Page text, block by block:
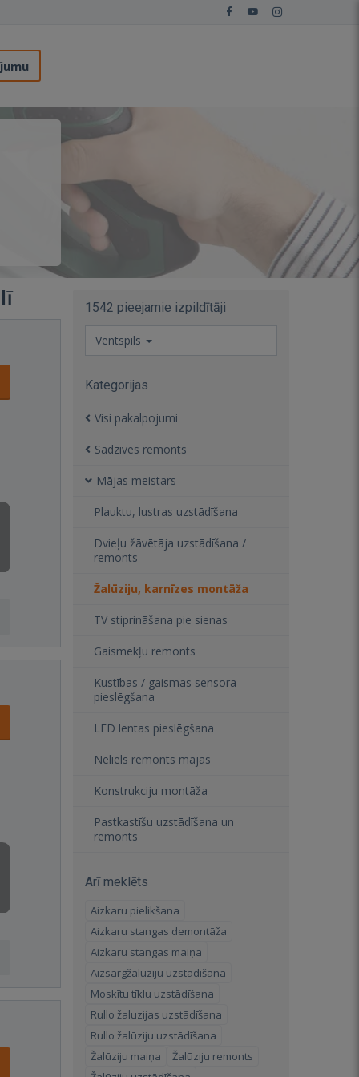
1542 pieejamie izpildītāji
Ventspils
Kategorijas
Visi pakalpojumi
Sadzīves remonts
Mājas meistars
Plauktu, lustras uzstādīšana
Dvieļu žāvētāja uzstādīšana /
remonts
Žalūziju, karnīzes montāža
TV stiprināšana pie sienas
Gaismekļu remonts
Kustības / gaismas sensora
pieslēgšana
LED lentas pieslēgšana
Neliels remonts mājās
Konstrukciju montāža
Pastkastīšu uzstādīšana un
remonts
Arī meklēts
Aizkaru pielikšana
Aizkaru stangas demontāža
Aizkaru stangas maiņa
Aizsargžalūziju uzstādīšana
Moskītu tīklu uzstādīšana
Rullo žaluzijas uzstādīšana
Rullo žalūziju uzstādīšana
Žalūziju maiņa
Žalūziju remonts